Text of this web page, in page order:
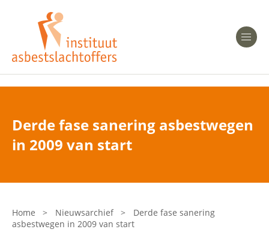
Heeft u Mesothelioom?
Heeft u Asbestose?
Asbest en Gezondheid
Laatste nieuws
Onze organisatie
Derde fase sanering asbestwegen
in 2009 van start
Home > Nieuwsarchief >
Derde fase sanering
asbestwegen in 2009 van start